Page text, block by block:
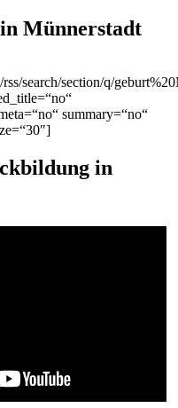
Münnerstadt
search/section/q/
summary=“no“
in